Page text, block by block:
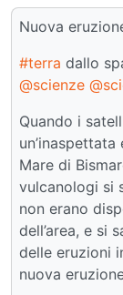
Nuova
#terra dallo
@scienze
Quando i
Mare di
vulcanologi si
non erano
dell’area, e si
delle eruzioni
nuova